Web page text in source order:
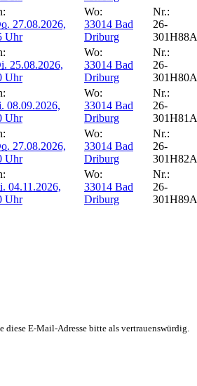
27.08.2026,
Uhr
Wo:
33014 Bad
Driburg
Nr.:
26-
301H88A
25.08.2026,
Uhr
Wo:
33014 Bad
Driburg
Nr.:
26-
301H80A
08.09.2026,
Uhr
Wo:
33014 Bad
Driburg
Nr.:
26-
301H81A
27.08.2026,
Uhr
Wo:
33014 Bad
Driburg
Nr.:
26-
301H82A
04.11.2026,
Uhr
Wo:
33014 Bad
Driburg
Nr.:
26-
301H89A
diese E-Mail-Adresse bitte als vertrauenswürdig.